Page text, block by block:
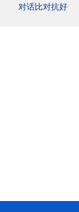
对话比对抗好